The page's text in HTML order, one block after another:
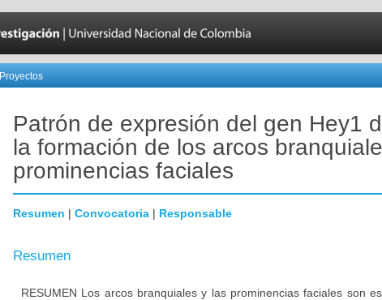
Proyectos
Patrón de expresión del gen Hey1
la formación de los arcos
prominencias faciales
Resumen | Convocatoria | Responsable
Resumen
RESUMEN Los arcos branquiales y las prominencias faciales son